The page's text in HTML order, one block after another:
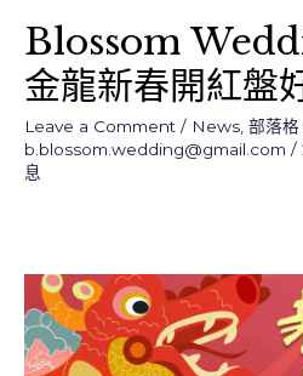
Blossom
金龍新春開紅盤
Leave a Comment / News 部落格
b.blossom.wedding@gmail.com /
息